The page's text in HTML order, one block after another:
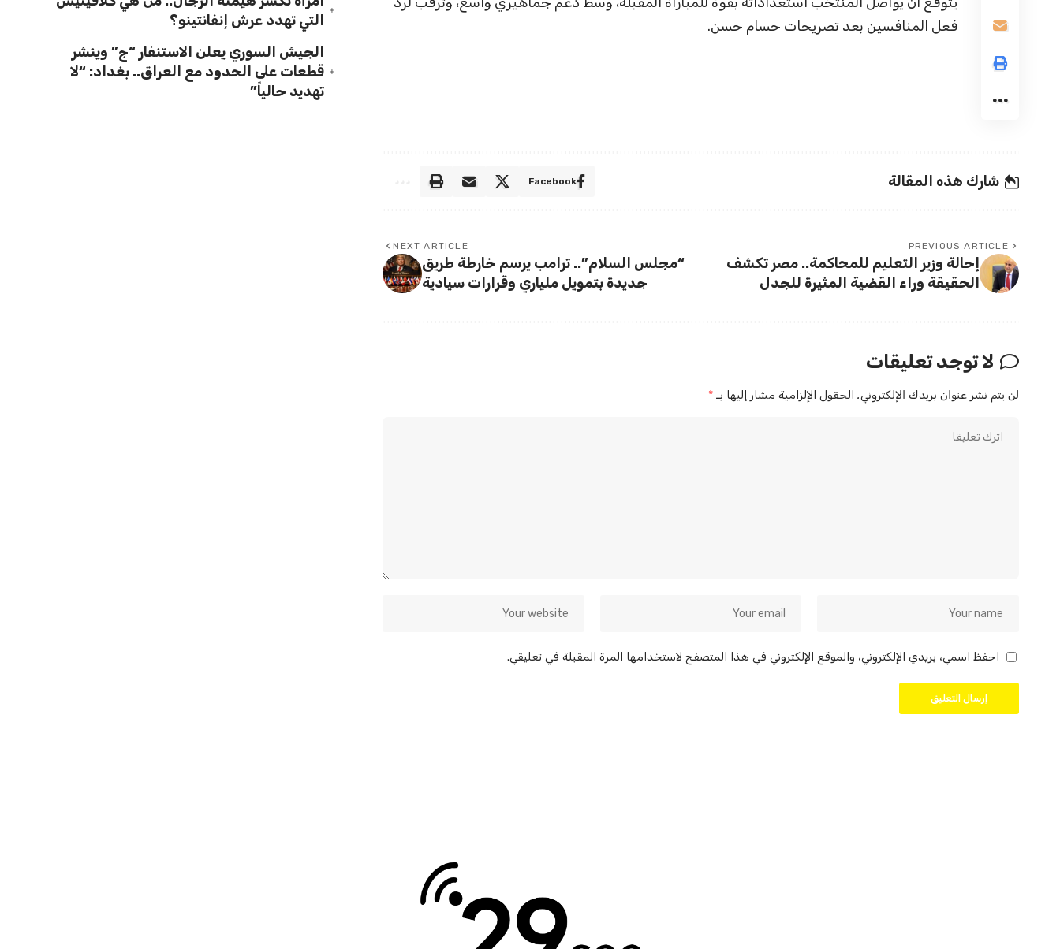
فعل المنافسين بعد تصريحات حسام حسن.
شارك هذه المقالة Facebook
PREVIOUS ARTICLE
إحالة وزير التعليم للمحاكمة.. مصر تكشف
الحقيقة وراء القضية المثيرة للجدل
NEXT ARTICLE
“مجلس السلام”.. ترامب يرسم خارطة طريق
جديدة بتمويل ملياري وقرارات سيادية
لا توجد تعليقات
لن يتم نشر عنوان بريدك الإلكتروني. الحقول الإلزامية مشار إليها بـ *
احفظ اسمي، بريدي الإلكتروني، والموقع الإلكتروني في هذا المتصفح لاستخدامها المرة المقبلة في تعليقي.
التي تهدد عرش إنفانتينو؟
الجيش السوري يعلن الاستنفار “ج” وينشر
قطعات على الحدود مع العراق.. بغداد: “لا
تهديد حالياً”